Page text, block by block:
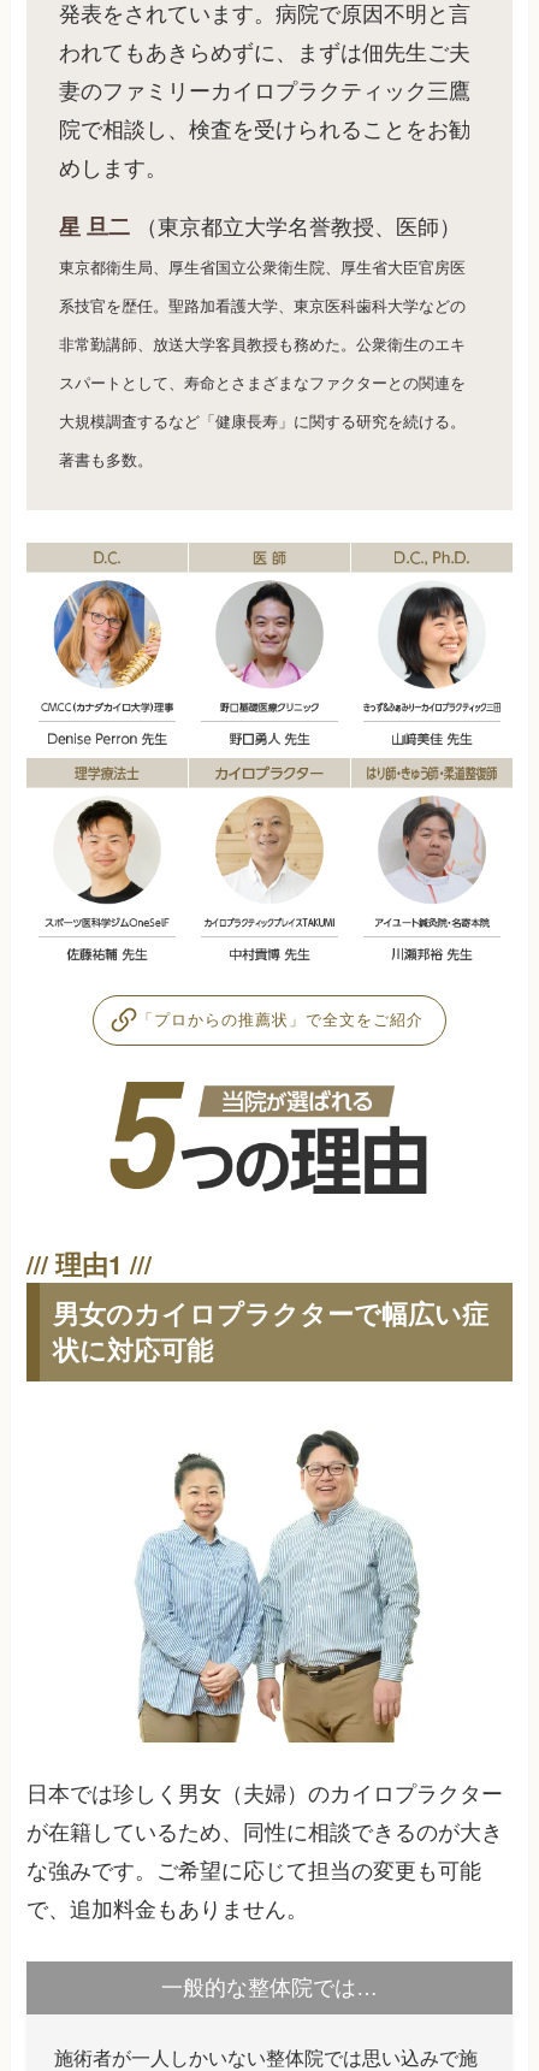
発表をされています。病院で原因不明と言
われてもあきらめずに、まずは佃先生ご夫
妻のファミリーカイロプラクティック三鷹
院で相談し、検査を受けられることをお勧
めします。
星 旦二 （東京都立大学名誉教授、医師）
東京都衛生局、厚生省国立公衆衛生院、厚生省大臣官房医
系技官を歴任。聖路加看護大学、東京医科歯科大学などの
非常勤講師、放送大学客員教授も務めた。公衆衛生のエキ
スパートとして、寿命とさまざまなファクターとの関連を
大規模調査するなど「健康長寿」に関する研究を続ける。
著書も多数。
「プロからの推薦状」で全文をご紹介
男女のカイロプラクターで幅広い症
状に対応可能
日本では珍しく男女（夫婦）のカイロプラクター
が在籍しているため、同性に相談できるのが大き
な強みです。ご希望に応じて担当の変更も可能
で、追加料金もありません。
一般的な整体院では…
施術者が一人しかいない整体院では思い込みで施